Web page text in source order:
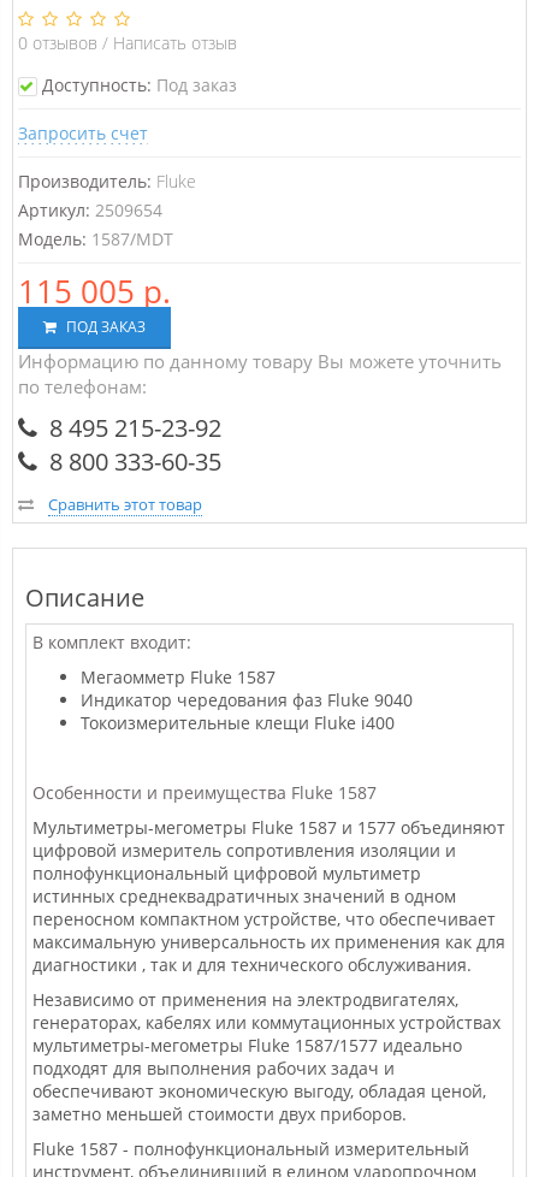
0 отзывов / Написать отзыв
Доступность: Под заказ
Запросить счет
Производитель: Fluke
Артикул: 2509654
Модель: 1587/MDT
115 005 р.
ПОД ЗАКАЗ
Информацию по данному товару Вы можете уточнить
по телефонам:
8 495 215-23-92
8 800 333-60-35
Сравнить этот товар
Описание
В комплект входит:
Мегаомметр Fluke 1587
Индикатор чередования фаз Fluke 9040
Токоизмерительные клещи Fluke i400
Особенности и преимущества Fluke 1587
Мультиметры-мегометры Fluke 1587 и 1577 объединяют
цифровой измеритель сопротивления изоляции и
полнофункциональный цифровой мультиметр
истинных среднеквадратичных значений в одном
переносном компактном устройстве, что обеспечивает
максимальную универсальность их применения как для
диагностики , так и для технического обслуживания.
Независимо от применения на электродвигателях,
генераторах, кабелях или коммутационных устройствах
мультиметры-мегометры Fluke 1587/1577 идеально
подходят для выполнения рабочих задач и
обеспечивают экономическую выгоду, обладая ценой,
заметно меньшей стоимости двух приборов.
Fluke 1587 - полнофункциональный измерительный
инструмент, объединивший в едином ударопрочном